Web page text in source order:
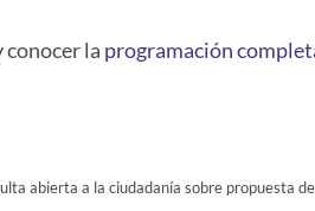
conocer la programación